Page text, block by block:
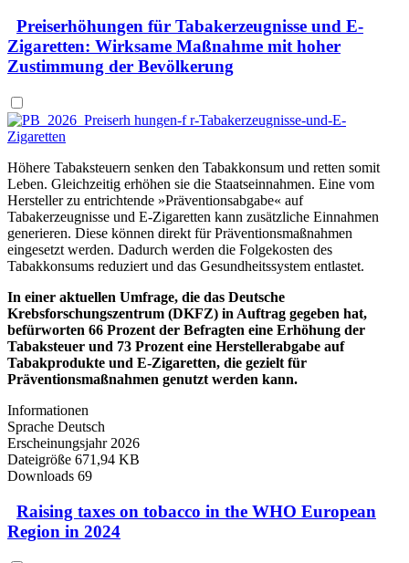
Preiserhöhungen für Tabakerzeugnisse und E-
Zigaretten: Wirksame Maßnahme mit hoher
Zustimmung der Bevölkerung
Höhere Tabaksteuern senken den Tabakkonsum und retten somit
Leben. Gleichzeitig erhöhen sie die Staatseinnahmen. Eine vom
Hersteller zu entrichtende »Präventionsabgabe« auf
Tabakerzeugnisse und E-Zigaretten kann zusätzliche Einnahmen
generieren. Diese können direkt für Präventionsmaßnahmen
eingesetzt werden. Dadurch werden die Folgekosten des
Tabakkonsums reduziert und das Gesundheitssystem entlastet.
In einer aktuellen Umfrage, die das Deutsche
Krebsforschungszentrum (DKFZ) in Auftrag gegeben hat,
befürworten 66 Prozent der Befragten eine Erhöhung der
Tabaksteuer und 73 Prozent eine Herstellerabgabe auf
Tabakprodukte und E-Zigaretten, die gezielt für
Präventionsmaßnahmen genutzt werden kann.
Informationen
Sprache Deutsch
Erscheinungsjahr 2026
Dateigröße 671,94 KB
Downloads 69
Raising taxes on tobacco in the WHO European
Region in 2024